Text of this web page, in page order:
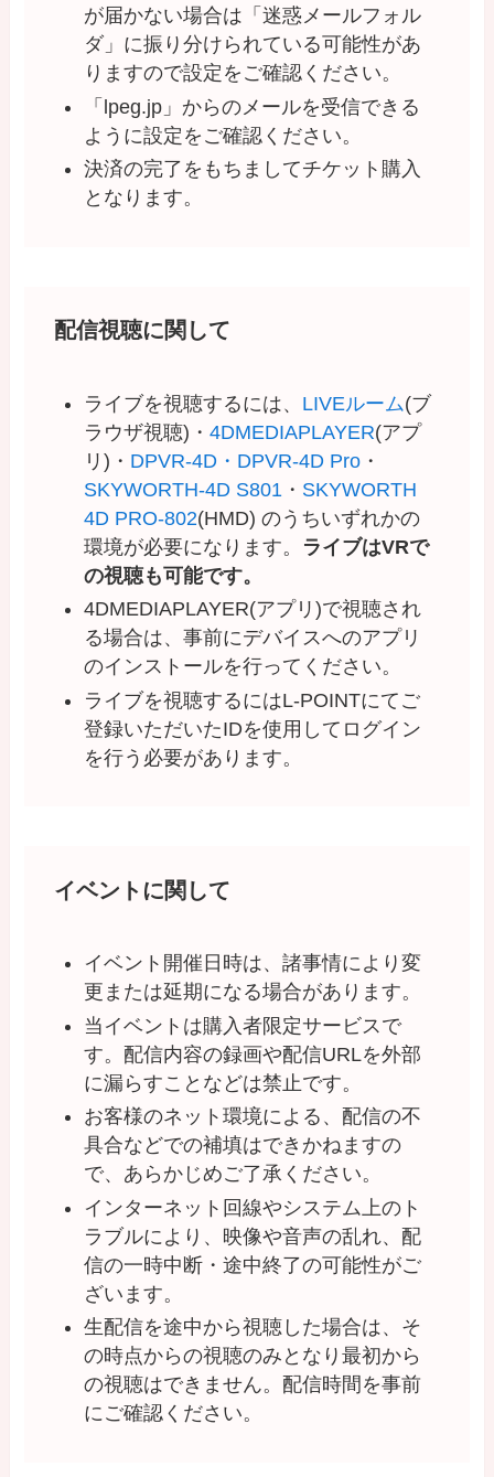
が届かない場合は「迷惑メールフォル
ダ」に振り分けられている可能性があ
りますので設定をご確認ください。
「lpeg.jp」からのメールを受信できる
ように設定をご確認ください。
決済の完了をもちましてチケット購入
となります。
配信視聴に関して
ライブを視聴するには、 LIVEルーム(ブ
ラウザ視聴)・4DMEDIAPLAYER(アプ
リ)・ DPVR-4D・DPVR-4D Pro ・
SKYWORTH-4D S801 ・ SKYWORTH
4D PRO-802(HMD) のうちいずれかの
環境が必要になります。 ライブはVRで
の視聴も可能です。
4DMEDIAPLAYER(アプリ)で視聴され
る場合は、事前にデバイスへのアプリ
のインストールを行ってください。
ライブを視聴するにはL-POINTにてご
登録いただいたIDを使用してログイン
を行う必要があります。
イベントに関して
イベント開催日時は、諸事情により変
更または延期になる場合があります。
当イベントは購入者限定サービスで
す。配信内容の録画や配信URLを外部
に漏らすことなどは禁止です。
お客様のネット環境による、配信の不
具合などでの補填はできかねますの
で、あらかじめご了承ください。
インターネット回線やシステム上のト
ラブルにより、映像や音声の乱れ、配
信の一時中断・途中終了の可能性がご
ざいます。
生配信を途中から視聴した場合は、そ
の時点からの視聴のみとなり最初から
の視聴はできません。配信時間を事前
にご確認ください。